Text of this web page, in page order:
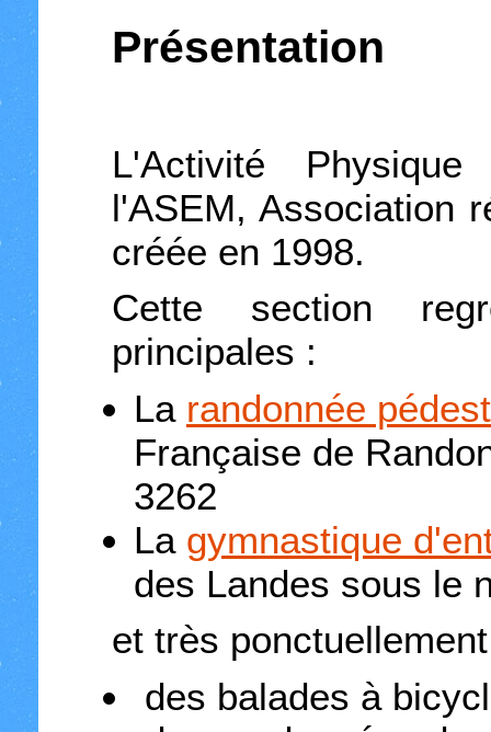
Présentation
L'Activité
l'ASEM, Association
créée en 1998.
Cette section
principales :
La randonnée
Française de
3262
La gymnastique
des Landes sous le
et très ponctuellement
des balades à